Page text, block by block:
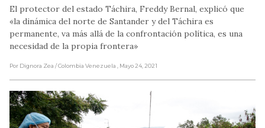
El protector del estado Táchira, Freddy Bernal, explicó que
«la dinámica del norte de Santander y del Táchira es
permanente, va más allá de la confrontación política, es una
necesidad de la propia frontera»
Por Dignora Zea / Colombia Venezuela , Mayo 24, 2021